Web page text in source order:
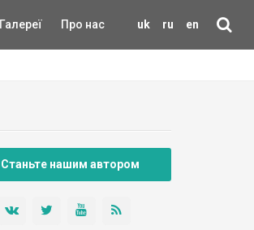
uk ru en
Галереї Про нас
Станьте нашим автором